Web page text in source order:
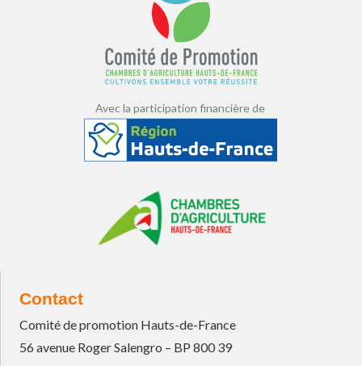
Avec la participation financière de
Contact
Comité de promotion Hauts-de-France
56 avenue Roger Salengro – BP 800 39